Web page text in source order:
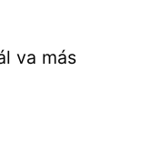
va más